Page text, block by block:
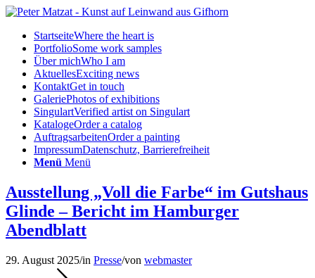
StartseiteWhere the heart is
PortfolioSome work samples
Über michWho I am
AktuellesExciting news
KontaktGet in touch
GaleriePhotos of exhibitions
SingulartVerified artist on Singulart
KatalogeOrder a catalog
AuftragsarbeitenOrder a painting
ImpressumDatenschutz, Barrierefreiheit
Menü Menü
Ausstellung „Voll die Farbe“ im Gutshaus
Glinde – Bericht im Hamburger
Abendblatt
29. August 2025/in Presse/von webmaster